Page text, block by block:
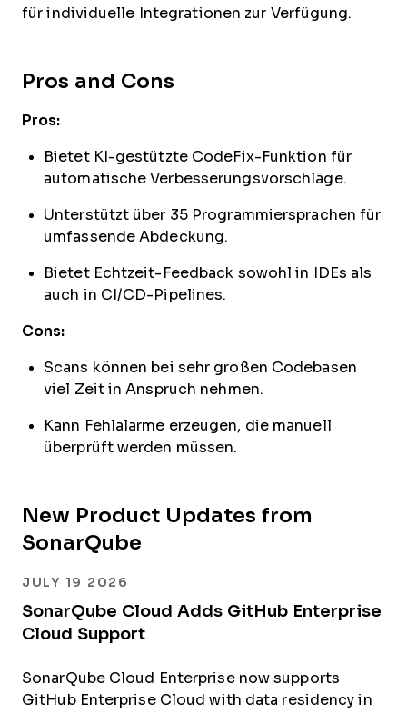
für individuelle Integrationen zur Verfügung.
Pros and Cons
Pros:
Bietet KI-gestützte CodeFix-Funktion für
automatische Verbesserungsvorschläge.
Unterstützt über 35 Programmiersprachen für
umfassende Abdeckung.
Bietet Echtzeit-Feedback sowohl in IDEs als
auch in CI/CD-Pipelines.
Cons:
Scans können bei sehr großen Codebasen
viel Zeit in Anspruch nehmen.
Kann Fehlalarme erzeugen, die manuell
überprüft werden müssen.
New Product Updates from
SonarQube
JULY 19 2026
SonarQube Cloud Adds GitHub Enterprise
Cloud Support
SonarQube Cloud Enterprise now supports
GitHub Enterprise Cloud with data residency in